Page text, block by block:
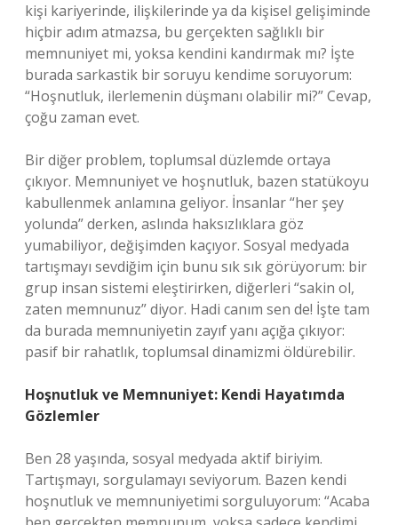
kişi kariyerinde, ilişkilerinde ya da kişisel gelişiminde
hiçbir adım atmazsa, bu gerçekten sağlıklı bir
memnuniyet mi, yoksa kendini kandırmak mı? İşte
burada sarkastik bir soruyu kendime soruyorum:
“Hoşnutluk, ilerlemenin düşmanı olabilir mi?” Cevap,
çoğu zaman evet.
Bir diğer problem, toplumsal düzlemde ortaya
çıkıyor. Memnuniyet ve hoşnutluk, bazen statükoyu
kabullenmek anlamına geliyor. İnsanlar “her şey
yolunda” derken, aslında haksızlıklara göz
yumabiliyor, değişimden kaçıyor. Sosyal medyada
tartışmayı sevdiğim için bunu sık sık görüyorum: bir
grup insan sistemi eleştirirken, diğerleri “sakin ol,
zaten memnunuz” diyor. Hadi canım sen de! İşte tam
da burada memnuniyetin zayıf yanı açığa çıkıyor:
pasif bir rahatlık, toplumsal dinamizmi öldürebilir.
Hoşnutluk ve Memnuniyet: Kendi Hayatımda
Gözlemler
Ben 28 yaşında, sosyal medyada aktif biriyim.
Tartışmayı, sorgulamayı seviyorum. Bazen kendi
hoşnutluk ve memnuniyetimi sorguluyorum: “Acaba